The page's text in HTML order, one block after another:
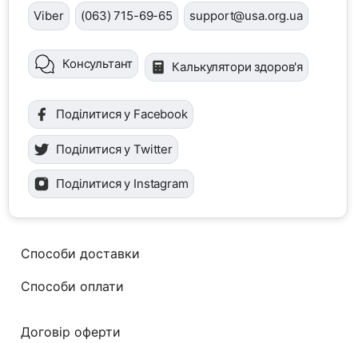
Viber (063) 715-69-65 support@usa.org.ua
Консультант Калькулятори здоров'я
Поділитися у Facebook
Поділитися у Twitter
Поділитися у Instagram
Способи доставки
Способи оплати
Договір оферти